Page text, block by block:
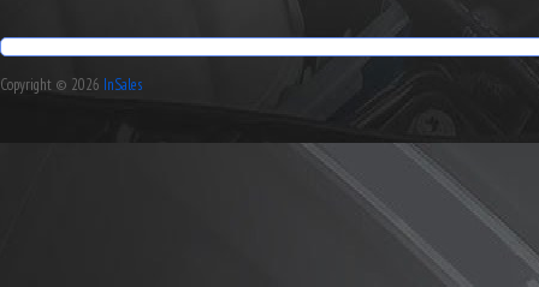
Copyright © 2026 InSales